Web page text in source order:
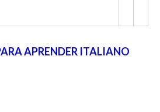
APRENDER ITALIANO